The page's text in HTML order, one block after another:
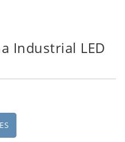
Industrial LED